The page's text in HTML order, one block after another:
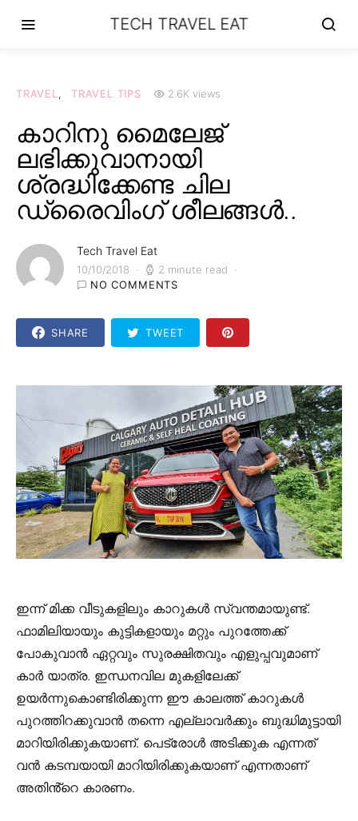
TECH TRAVEL EAT
TRAVEL TRAVEL TIPS 2.6K views
കാറിനു മൈലേജ്
ലഭിക്കുവാനായി
ശ്രദ്ധിക്കേണ്ട ചില
ഡ്രൈവിംഗ് ശീലങ്ങൾ..
Tech Travel Eat
10/10/2018
2 minute read
NO COMMENTS
SHARE TWEET
ഇന്ന് മിക്ക വീടുകളിലും കാറുകൾ സ്വന്തമായുണ്ട്.
ഫാമിലിയായും കുട്ടികളായും മറ്റും പുറത്തേക്ക്
പോകുവാൻ ഏറ്റവും സുരക്ഷിതവും എളുപ്പവുമാണ്
കാർ യാത്ര. ഇന്ധനവില മുകളിലേക്ക്
ഉയർന്നുകൊണ്ടിരിക്കുന്ന ഈ കാലത്ത് കാറുകൾ
പുറത്തിറക്കുവാൻ തന്നെ എല്ലാവർക്കും ബുദ്ധിമുട്ടായി
മാറിയിരിക്കുകയാണ്. പെട്രോൾ അടിക്കുക എന്നത്
വൻ കടമ്പയായി മാറിയിരിക്കുകയാണ് എന്നതാണ്
അതിൻ്റെ കാരണം.